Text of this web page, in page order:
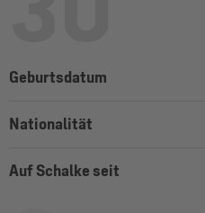
Geburtsdatum
Nationalität
Auf Schalke seit